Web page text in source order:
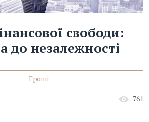
свободи:
до незалежності
Гроші
761